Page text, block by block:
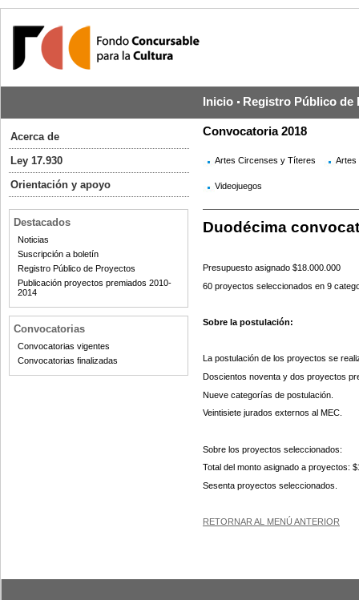
Inicio Registro Público de
Acerca de
Ley 17.930
Orientación y apoyo
Destacados
Noticias
Suscripción a boletín
Registro Público de Proyectos
Publicación proyectos premiados 2010-
2014
Convocatorias
Convocatorias vigentes
Convocatorias finalizadas
Convocatoria 2018
Artes Circenses y Títeres Artes
Videojuegos
Duodécima
Presupuesto asignado $18.000.000
60 proyectos seleccionados en 9
Sobre la postulación:
La postulación de los proyectos se
Doscientos noventa y dos proyectos
Nueve categorías de postulación.
Veintisiete jurados externos al MEC.
Sobre los proyectos seleccionados:
Total del monto asignado a proyectos:
Sesenta proyectos seleccionados.
RETORNAR AL MENÚ ANTERIOR